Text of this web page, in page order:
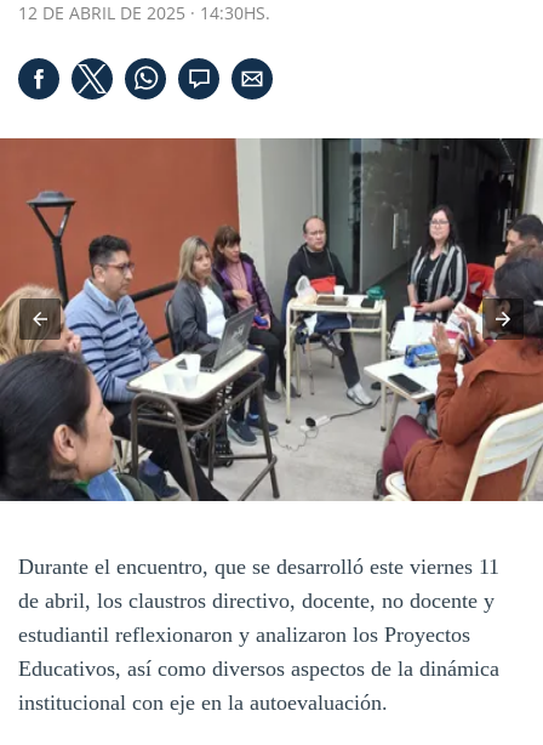
12 DE ABRIL DE 2025 · 14:30HS.
Durante el encuentro, que se desarrolló este viernes 11
de abril, los claustros directivo, docente, no docente y
estudiantil reflexionaron y analizaron los Proyectos
Educativos, así como diversos aspectos de la dinámica
institucional con eje en la autoevaluación.